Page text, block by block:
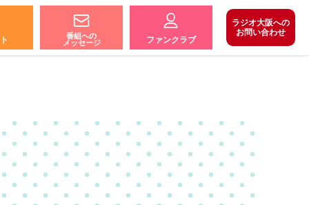
番組への
メッセージ
ファンクラブ
ラジオ大阪への
お問い合わせ